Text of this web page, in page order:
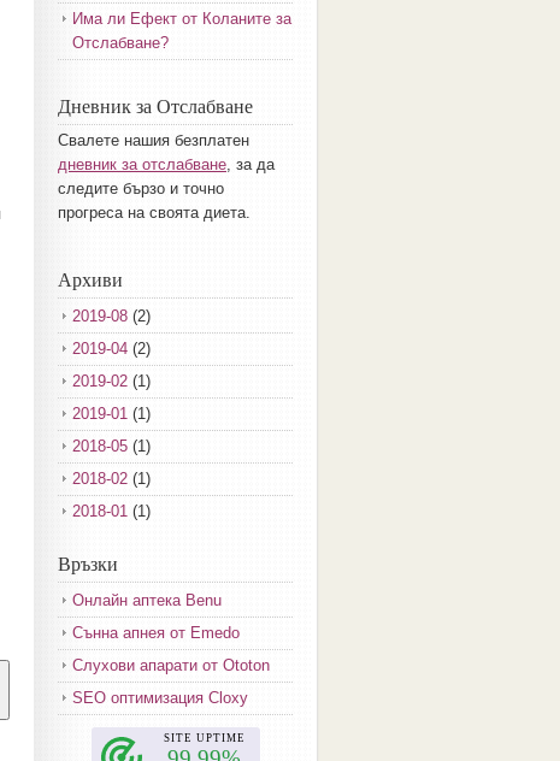
Има ли Ефект от Коланите за
Отслабване?
Дневник за Отслабване
Свалете нашия безплатен
дневник за отслабване, за да
следите бързо и точно
прогреса на своята диета.
Архиви
2019-08 (2)
2019-04 (2)
2019-02 (1)
2019-01 (1)
2018-05 (1)
2018-02 (1)
2018-01 (1)
2017-11
2017-10 (3)
2017-08(3)
2017-07(1)
2017-06(2)
2017-05(4)
Връзки
Онлайн аптека Benu
Сънна апнея от Emedo
Слухови апарати от Ototon
SEO оптимизация Cloxy